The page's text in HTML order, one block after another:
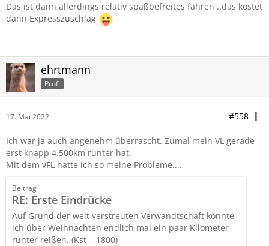
Das ist dann allerdings relativ spaßbefreites fahren ..das kostet
dann Expresszuschlag
ehrtmann
Profi
17. Mai 2022 #558
Ich war ja auch angenehm überrascht. Zumal mein VL gerade
erst knapp 4.500km runter hat.
Mit dem vFL hatte ich so meine Probleme....
Beitrag
RE: Erste Eindrücke
Auf Grund der weit verstreuten Verwandtschaft konnte
ich über Weihnachten endlich mal ein paar Kilometer
runter reißen. (Kst = 1800)